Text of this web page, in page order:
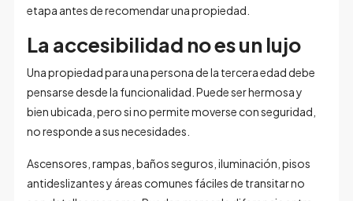
etapa antes de recomendar una propiedad.
La accesibilidad no es un lujo
Una propiedad para una persona de la tercera edad debe
pensarse desde la funcionalidad. Puede ser hermosa y
bien ubicada, pero si no permite moverse con seguridad,
no responde a sus necesidades.
Ascensores, rampas, baños seguros, iluminación, pisos
antideslizantes y áreas comunes fáciles de transitar no